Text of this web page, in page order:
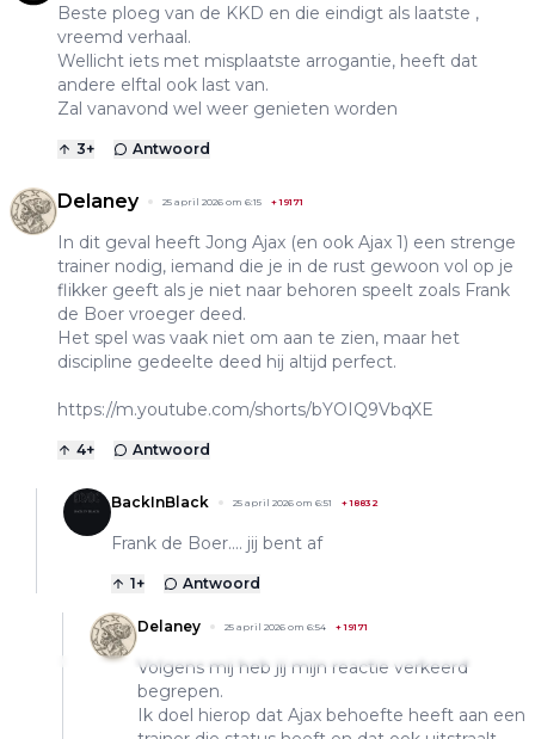
Beste ploeg van de KKD en die eindigt als laatste ,
vreemd verhaal.
Wellicht iets met misplaatste arrogantie, heeft dat
andere elftal ook last van.
Zal vanavond wel weer genieten worden
3+ Antwoord
Delaney 25 april 2026 om 6:15 +19171
In dit geval heeft Jong Ajax (en ook Ajax 1) een strenge
trainer nodig, iemand die je in de rust gewoon vol op je
flikker geeft als je niet naar behoren speelt zoals Frank
de Boer vroeger deed.
Het spel was vaak niet om aan te zien, maar het
discipline gedeelte deed hij altijd perfect.
https://m.youtube.com/shorts/bYOIQ9VbqXE
4+ Antwoord
BackInBlack 25 april 2026 om 6:51 +18832
Frank de Boer.... jij bent af
1+ Antwoord
Delaney 25 april 2026 om 6:54 +19171
Volgens mij heb jij mijn reactie verkeerd
begrepen.
Ik doel hierop dat Ajax behoefte heeft aan een